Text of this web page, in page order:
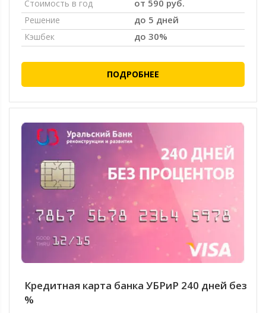
Стоимость в год от 590 руб.
Решение до 5 дней
Кэшбек до 30%
ПОДРОБНЕЕ
Кредитная карта банка УБРиР 240 дней без
%